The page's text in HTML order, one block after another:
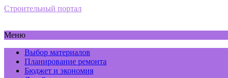
Строительный портал
Меню
Выбор материалов
Планирование ремонта
Бюджет и экономия